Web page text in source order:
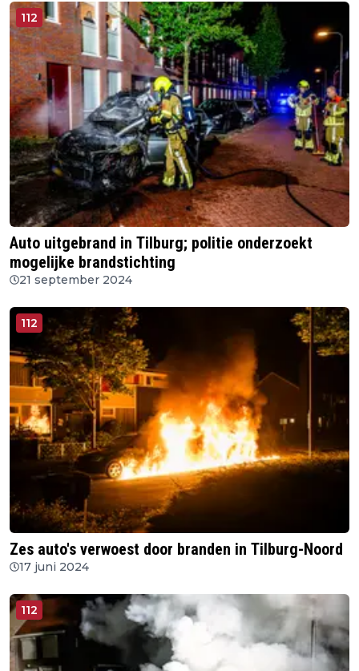
112
Auto uitgebrand in Tilburg; politie onderzoekt
mogelijke brandstichting
21 september 2024
112
Zes auto's verwoest door branden in Tilburg-Noord
17 juni 2024
112